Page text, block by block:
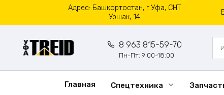
содержанию
Адрес: Башкортостан, г.Уфа, СНТ
Уршак, 14
8 963 815-59-70
Пн-Пт: 9:00-18:00
Главная Спецтехника